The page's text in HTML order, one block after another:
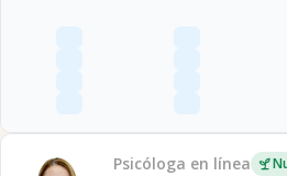
Psicóloga en línea